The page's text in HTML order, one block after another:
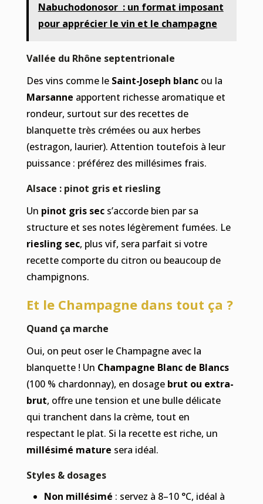
Nabuchodonosor : un format imposant
pour apprécier le vin et le champagne
Vallée du Rhône septentrionale
Des vins comme le Saint-Joseph blancou la
Marsanne apportent richesse aromatique et
rondeur, surtout sur des recettes de
blanquette très crémées ou aux herbes
(estragon, laurier). Attention toutefois à leur
puissance : préférez des millésimes frais.
Alsace : pinot gris et riesling
Un pinot gris secs’accorde bien par sa
structure et ses notes légèrement fumées. Le
riesling sec, plus vif, sera parfait si votre
recette comporte du citron ou beaucoup de
champignons.
Et le Champagne dans tout ça ?
Quand ça marche
Oui, on peut oser le Champagne avec la
blanquette ! Un Champagne Blanc de Blancs
(100 % chardonnay), en dosage brut ou extra-
brut, offre une tension et une bulle délicate
qui tranchent dans la crème, tout en
respectant le plat. Si la recette est riche, un
millésimé mature sera idéal.
Styles & dosages
Non millésimé : servez à 8–10 °C, idéal à